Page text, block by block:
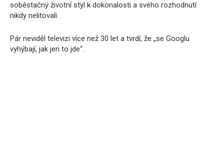
soběstačný životní styl k dokonalosti a svého rozhodnutí
nikdy nelitovali.
Pár neviděl televizi více než 30 let a tvrdí, že „se Googlu
vyhýbají, jak jen to jde“.